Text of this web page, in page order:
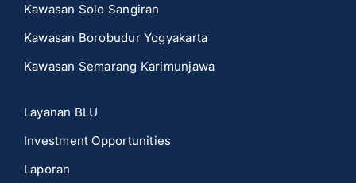
Kawasan Solo Sangiran
Kawasan Borobudur Yogyakarta
Kawasan Semarang Karimunjawa
Layanan BLU
Investment Opportunities
Laporan